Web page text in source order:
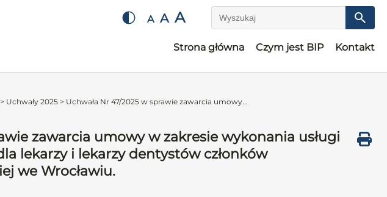
A A A Wyszukaj
Strona główna Czym jest BIP Kontakt
> Uchwały 2025 > Uchwała Nr 47/2025 w sprawie zawarcia umowy...
zawarcia umowy w zakresie wykonania usługi
lekarzy i lekarzy dentystów członków
we Wrocławiu.